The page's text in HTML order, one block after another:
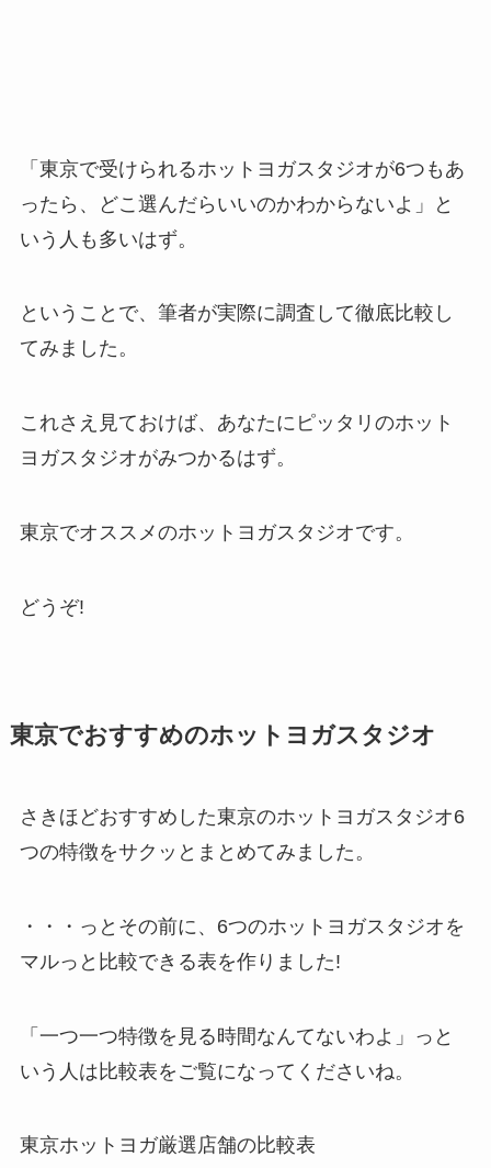
「東京で受けられるホットヨガスタジオが6つもあ
ったら、どこ選んだらいいのかわからないよ」と
いう人も多いはず。
ということで、筆者が実際に調査して徹底比較し
てみました。
これさえ見ておけば、あなたにピッタリのホット
ヨガスタジオがみつかるはず。
東京でオススメのホットヨガスタジオです。
どうぞ!
東京でおすすめのホットヨガスタジオ
さきほどおすすめした東京のホットヨガスタジオ6
つの特徴をサクッとまとめてみました。
・・・っとその前に、6つのホットヨガスタジオを
マルっと比較できる表を作りました!
「一つ一つ特徴を見る時間なんてないわよ」っと
いう人は比較表をご覧になってくださいね。
東京ホットヨガ厳選店舗の比較表